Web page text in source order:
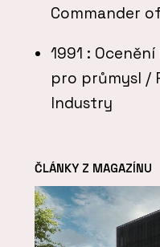
Commander
1991 :
pro průmysl /
Industry
ČLÁNKY Z MAGAZÍNU